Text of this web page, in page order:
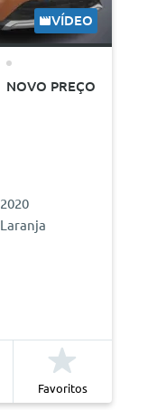
VÍDEO
NOVO PREÇO
2020
Laranja
Favoritos